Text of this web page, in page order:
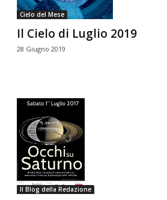
Cielo del Mese
Il Cielo di Luglio 2019
28 Giugno 2019
Il Blog della Redazione